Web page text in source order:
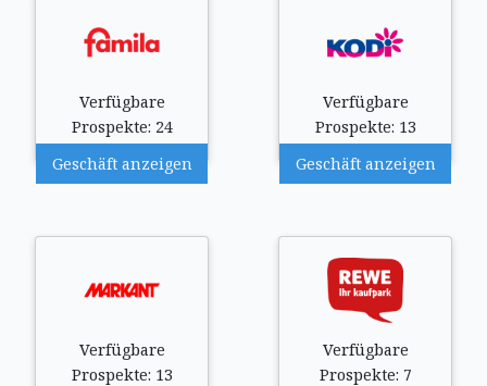
Verfügbare
Prospekte: 24
Geschäft anzeigen
Verfügbare
Prospekte: 13
Geschäft anzeigen
Verfügbare
Prospekte: 13
Verfügbare
Prospekte: 7